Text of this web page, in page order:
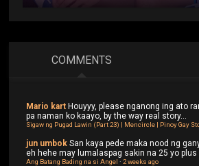
COMMENTS
Mario kart Houyyy, please nganong ing ato
pa naman ko kaayo, by the way real story...
Sigaw ng Pugad Lawin (Part 23) | Mencircle | Pinoy Gay
jun umbok San kaya pede maka nood ng
eh hehe may lumalaspag sakin na 25 yo plus
Ang Batang Bading na si Angel ·2 weeks ago